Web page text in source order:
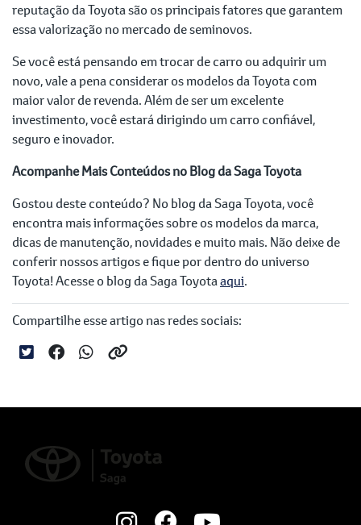
reputação da Toyota são os principais fatores que garantem
essa valorização no mercado de seminovos.
Se você está pensando em trocar de carro ou adquirir um
novo, vale a pena considerar os modelos da Toyota com
maior valor de revenda. Além de ser um excelente
investimento, você estará dirigindo um carro confiável,
seguro e inovador.
Acompanhe Mais Conteúdos no Blog da Saga Toyota
Gostou deste conteúdo? No blog da Saga Toyota, você
encontra mais informações sobre os modelos da marca,
dicas de manutenção, novidades e muito mais. Não deixe de
conferir nossos artigos e fique por dentro do universo
Toyota! Acesse o blog da Saga Toyotaaqui.
Compartilhe esse artigo nas redes sociais: